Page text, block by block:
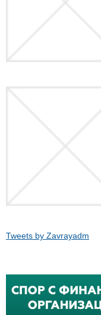
Tweets by Zavrayadm